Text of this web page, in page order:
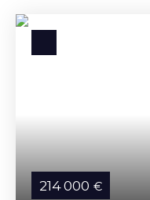
214 000 €